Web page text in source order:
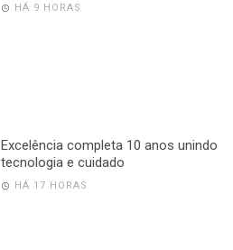
HÁ 9 HORAS
Excelência completa 10 anos unindo
tecnologia e cuidado
HÁ 17 HORAS